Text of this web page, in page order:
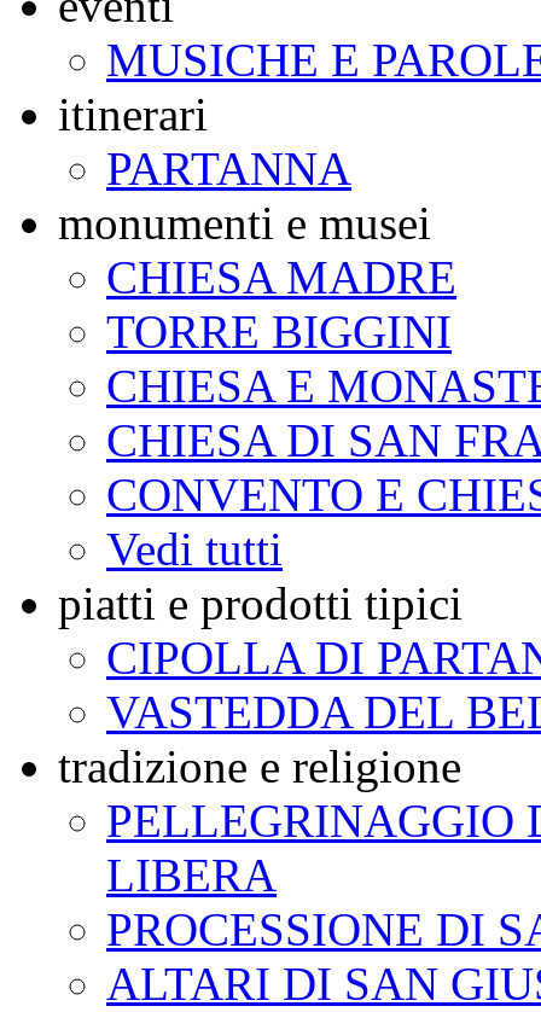
MUSICHE E
itinerari
PARTANNA
monumenti e musei
CHIESA MADRE
TORRE BIGGINI
CHIESA E
CHIESA DI SAN
CONVENTO E
Vedi tutti
piatti e prodotti tipici
CIPOLLA DI
VASTEDDA DEL
tradizione e religione
LIBERA
PROCESSIONE DI
ALTARI DI SAN